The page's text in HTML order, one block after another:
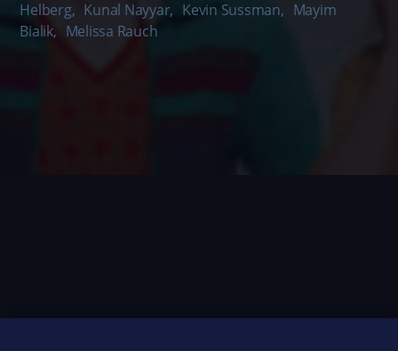
Helberg, Kunal Nayyar, Kevin Sussman, Mayim
Bialik, Melissa Rauch